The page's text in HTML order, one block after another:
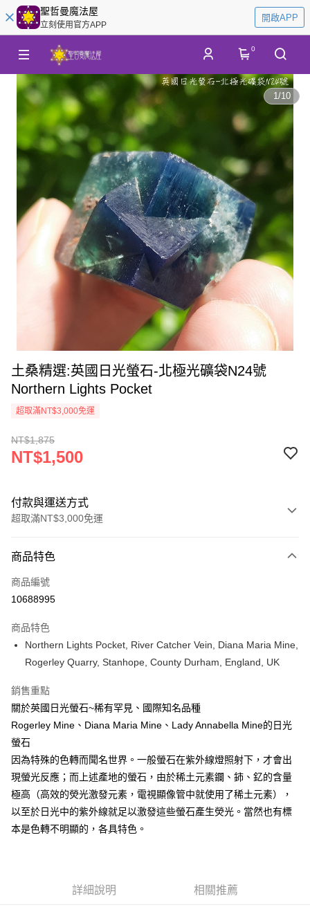
聖哲曼魔法屋
立刻使用官方APP
開啟APP
0
1/10
土桑精選:英國日光螢石-北極光礦袋N24號
Northern Lights Pocket
超取滿NT$3,000免運
NT$1,875
NT$1,500
付款與運送方式
超取滿NT$3,000免運
信用卡一次付款
超商取貨付款
Apple Pay
街口支付
悠遊付
全家取貨付款
每筆NT$80，滿NT$3,000(含以上)免運費
7-11取貨付款
每筆NT$80，滿NT$3,000(含以上)免運費
商品特色
商品編號
10688995
商品特色
Northern Lights Pocket, River Catcher Vein, Diana Maria Mine,
Rogerley Quarry, Stanhope, County Durham, England, UK
銷售重點
關於英國日光螢石~稀有罕見、國際知名品種
Rogerley Mine、Diana Maria Mine、Lady Annabella Mine的日光
螢石
因為特殊的色轉而聞名世界。一般螢石在紫外線燈照射下，才會出
現螢光反應；而上述產地的螢石，由於稀土元素鑭、鈰、釔的含量
極高（高效的熒光激發元素，電視顯像管中就使用了稀土元素），
以至於日光中的紫外線就足以激發這些螢石產生熒光。當然也有標
本是色轉不明顯的，各具特色。
詳細說明 相關推薦